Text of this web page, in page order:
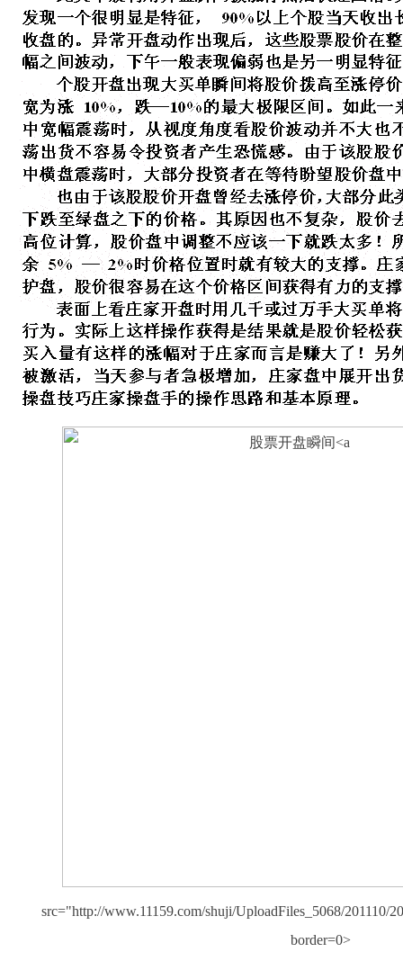
src="http://www.11159.com/shuji/UploadFiles_5068/201110/
border=0>